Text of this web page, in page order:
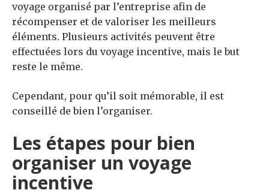
voyage organisé par l’entreprise afin de
récompenser et de valoriser les meilleurs
éléments. Plusieurs activités peuvent être
effectuées lors du voyage incentive, mais le but
reste le même.
Cependant, pour qu’il soit mémorable, il est
conseillé de bien l’organiser.
Les étapes pour bien
organiser un voyage
incentive